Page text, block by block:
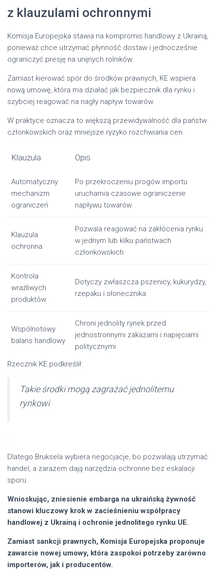
z klauzulami ochronnymi
Komisja Europejska stawia na kompromis handlowy z Ukrainą,
ponieważ chce utrzymać płynność dostaw i jednocześnie
ograniczyć presję na unijnych rolników.
Zamiast kierować spór do środków prawnych, KE wspiera
nową umowę, która ma działać jak bezpiecznik dla rynku i
szybciej reagować na nagły napływ towarów.
W praktyce oznacza to większą przewidywalność dla państw
członkowskich oraz mniejsze ryzyko rozchwiania cen.
Klauzula Opis
Automatyczny
mechanizm
ograniczeń
Po przekroczeniu progów importu
uruchamia czasowe ograniczenie
napływu towarów
Klauzula
ochronna
Pozwala reagować na zakłócenia rynku
w jednym lub kilku państwach
członkowskich
Kontrola
wrażliwych
produktów
Dotyczy zwłaszcza pszenicy, kukurydzy,
rzepaku i słonecznika
Wspólnotowy
balans handlowy
Chroni jednolity rynek przed
jednostronnymi zakazami i napięciami
politycznymi
Rzecznik KE podkreślił:
Takie środki mogą zagrażać jednolitemu
rynkowi
.
Dlatego Bruksela wybiera negocjacje, bo pozwalają utrzymać
handel, a zarazem dają narzędzia ochronne bez eskalacji
sporu.
Wnioskując, zniesienie embarga na ukraińską żywność
stanowi kluczowy krok w zacieśnieniu współpracy
handlowej z Ukrainą i ochronie jednolitego rynku UE.
Zamiast sankcji prawnych, Komisja Europejska proponuje
zawarcie nowej umowy, która zaspokoi potrzeby zarówno
importerów, jak i producentów.